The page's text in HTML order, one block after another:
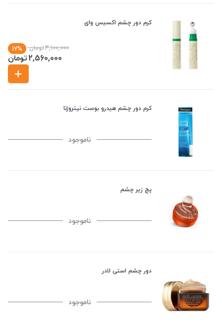
کرم دور چشم اکسیس وای
3,100,000تومان 17%
2,560,000تومان
کرم دور چشم هیدرو بوست نیتروژنا
ناموجود
پچ زیر چشم
ناموجود
دور چشم استی لادر
ناموجود